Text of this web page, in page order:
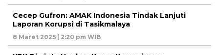
Cecep Gufron: AMAK Indonesia Tindak Lanjuti
Laporan Korupsi di Tasikmalaya
8 Maret 2025 | 2:20 pm WIB